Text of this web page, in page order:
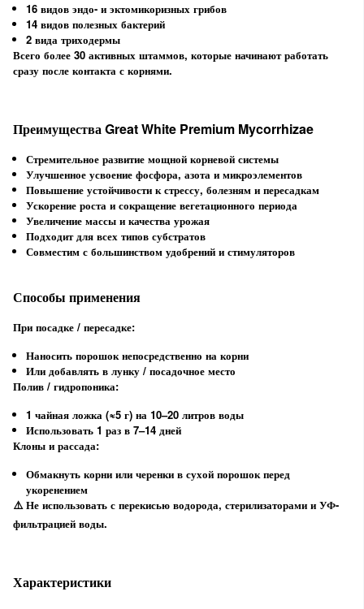
16 видов эндо- и эктомикоризных грибов
14 видов полезных бактерий
2 вида триходермы
Всего более 30 активных штаммов, которые начинают работать
сразу после контакта с корнями.
Преимущества Great White Premium Mycorrhizae
Стремительное развитие мощной корневой системы
Улучшенное усвоение фосфора, азота и микроэлементов
Повышение устойчивости к стрессу, болезням и пересадкам
Ускорение роста и сокращение вегетационного периода
Увеличение массы и качества урожая
Подходит для всех типов субстратов
Совместим с большинством удобрений и стимуляторов
Способы применения
При посадке / пересадке:
Наносить порошок непосредственно на корни
Или добавлять в лунку / посадочное место
Полив / гидропоника:
1 чайная ложка (≈5 г) на 10–20 литров воды
Использовать 1 раз в 7–14 дней
Клоны и рассада:
Обмакнуть корни или черенки в сухой порошок перед
укоренением
⚠️ Не использовать с перекисью водорода, стерилизаторами и УФ-
фильтрацией воды.
Характеристики